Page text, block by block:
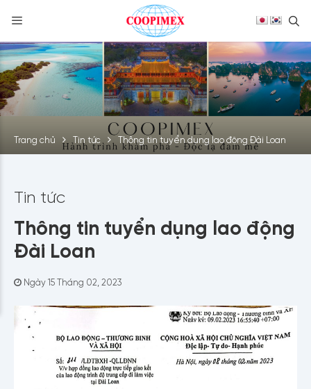
Skip
to
content
Trang chủ Tin tức Thông tin tuyển dụng lao động Đài Loan
Tin tức
Thông tin tuyển dụng lao động
Đài Loan
Ngày 15 Tháng 02, 2023